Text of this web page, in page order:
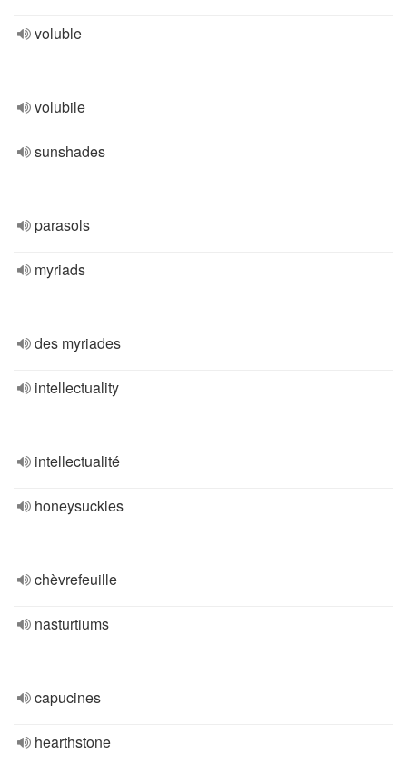
voluble
volubile
sunshades
parasols
myriads
des myriades
intellectuality
intellectualité
honeysuckles
chèvrefeuille
nasturtiums
capucines
hearthstone